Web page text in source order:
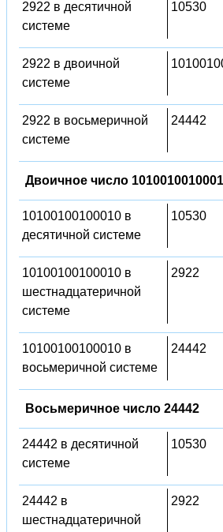
2922 в десятичной
системе
10530
2922 в двоичной
системе
2922 в восьмеричной
системе
24442
Двоичное число
10100100100010 в
десятичной системе
10530
10100100100010 в
шестнадцатеричной
системе
2922
10100100100010 в
восьмеричной системе
24442
Восьмеричное число 24442
24442 в десятичной
системе
10530
24442 в
шестнадцатеричной
2922